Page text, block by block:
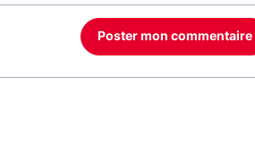
Poster mon commentaire